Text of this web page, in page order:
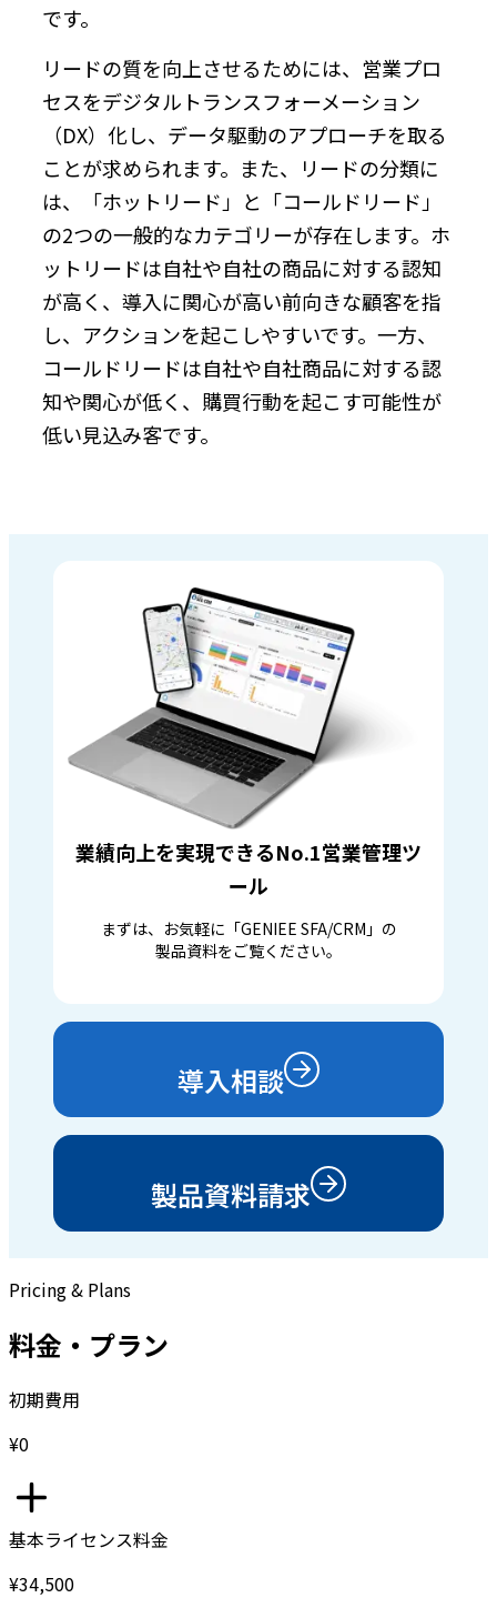
です。
リードの質を向上させるためには、営業プロ
セスをデジタルトランスフォーメーション
（DX）化し、データ駆動のアプローチを取る
ことが求められます。また、リードの分類に
は、「ホットリード」と「コールドリード」
の2つの一般的なカテゴリーが存在します。ホ
ットリードは自社や自社の商品に対する認知
が高く、導入に関心が高い前向きな顧客を指
し、アクションを起こしやすいです。一方、
コールドリードは自社や自社商品に対する認
知や関心が低く、購買行動を起こす可能性が
低い見込み客です。
業績向上を実現できるNo.1営業管理ツ
ール
まずは、お気軽に「GENIEE SFA/CRM」の
製品資料をご覧ください。
導入相談
製品資料請求
Pricing & Plans
料金・プラン
初期費用
¥0
基本ライセンス料金
¥34,500